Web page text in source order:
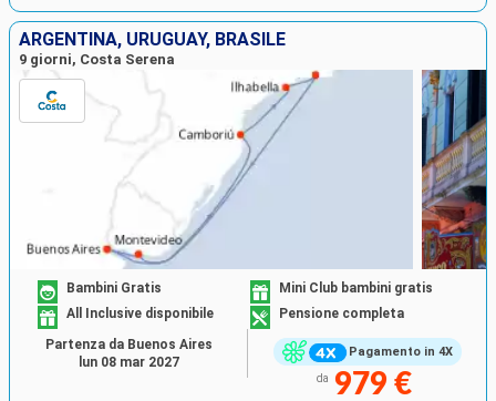
ARGENTINA, URUGUAY, BRASILE
9 giorni, Costa Serena
Pagamento in 4X
Bambini Gratis
Mini Club bambini gratis
All Inclusive disponibile
Pensione completa
da 979 €
Partenza da Buenos Aires
lun 08 mar 2027